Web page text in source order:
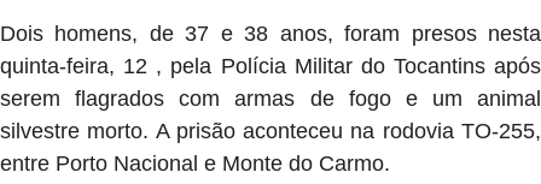
Dois homens, de 37 e 38 anos, foram presos nesta
quinta-feira, 12 , pela Polícia Militar do Tocantins após
serem flagrados com armas de fogo e um animal
silvestre morto. A prisão aconteceu na rodovia TO-255,
entre Porto Nacional e Monte do Carmo.